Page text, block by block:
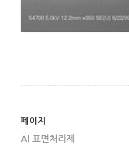
페이지
Al 표면처리제